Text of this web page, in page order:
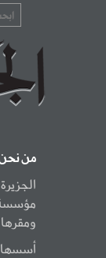
من
مؤسسة
أسسها